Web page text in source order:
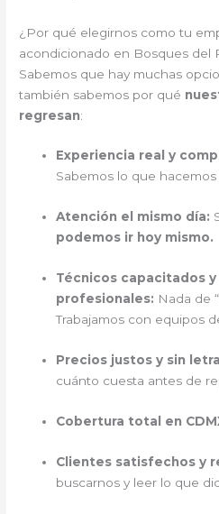
¿Por qué elegirnos como tu
acondicionado en Bosques del
Sabemos que hay muchas
también sabemos por qué
regresan:
Experiencia real y
Sabemos lo que
Atención el mismo día:
podemos ir hoy mismo.
Técnicos capacitados
profesionales: Nada de
Trabajamos con equipos
Precios justos y sin
cuánto cuesta antes de
Cobertura total en
Clientes satisfechos y
buscarnos y leer lo que